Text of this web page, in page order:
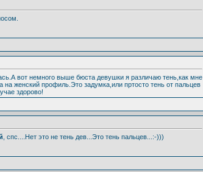
вот немного выше бюста девушки я различаю тень,как мне
на женский профиль.Это задумка,или пртосто тень от пальцев
здорово!
, спс....Нет это не тень дев...Это тень пальцев...:-)))